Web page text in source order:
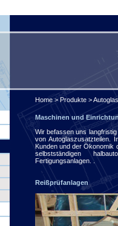
Home>Produkte>
Maschinen und
Wir befassen uns
von Autoglaszusatzteilen.
Kunden und der Ökonomik
selbstständigen
Fertigungsanlagen. .
Reißprüfanlagen